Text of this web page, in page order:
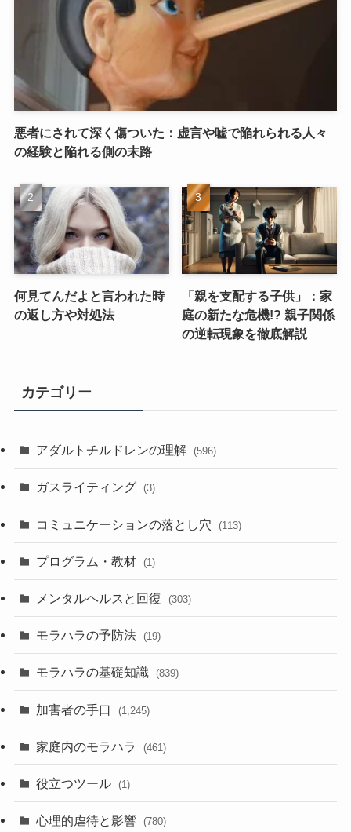
悪者にされて深く傷ついた：虚言や嘘で陥れられる人々
の経験と陥れる側の末路
何見てんだよと言われた時
の返し方や対処法
「親を支配する子供」：家
庭の新たな危機!? 親子関係
の逆転現象を徹底解説
カテゴリー
アダルトチルドレンの理解 (596)
ガスライティング (3)
コミュニケーションの落とし穴 (113)
プログラム・教材 (1)
メンタルヘルスと回復 (303)
モラハラの予防法 (19)
モラハラの基礎知識 (839)
加害者の手口 (1,245)
家庭内のモラハラ (461)
役立つツール (1)
心理的虐待と影響 (780)